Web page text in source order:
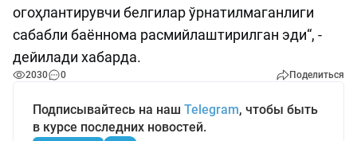
огоҳлантирувчи белгилар ўрнатилмаганлиги
сабабли баённома расмийлаштирилган эди“, -
дейилади хабарда.
2030 0 Поделиться
Подписывайтесь на наш Telegram, чтобы быть
в курсе последних новостей.